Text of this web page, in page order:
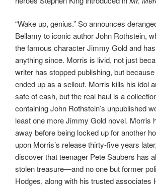
“Wake up, genius.” So announces
Bellamy to iconic author John Rothstein,
the famous character Jimmy Gold and
anything since. Morris is livid, not just
writer has stopped publishing, but
ended up as a sellout. Morris kills his idol
safe of cash, but the real haul is a
containing John Rothstein’s unpublished
least one more Jimmy Gold novel. Morris
away before being locked up for another
upon Morris’s release thirty-five years
discover that teenager Pete Saubers has
stolen treasure—and no one but former
Hodges, along with his trusted associates